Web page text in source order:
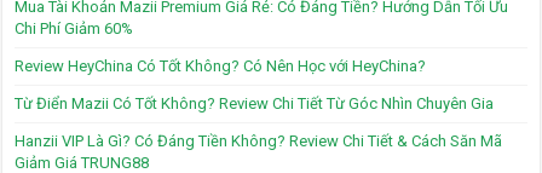
Mua Tài Khoản Mazii Premium Giá Rẻ: Có Đáng Tiền? Hướng Dẫn Tối Ưu
Chi Phí Giảm 60%
Review HeyChina Có Tốt Không? Có Nên Học với HeyChina?
Từ Điển Mazii Có Tốt Không? Review Chi Tiết Từ Góc Nhìn Chuyên Gia
Hanzii VIP Là Gì? Có Đáng Tiền Không? Review Chi Tiết & Cách Săn Mã
Giảm Giá TRUNG88